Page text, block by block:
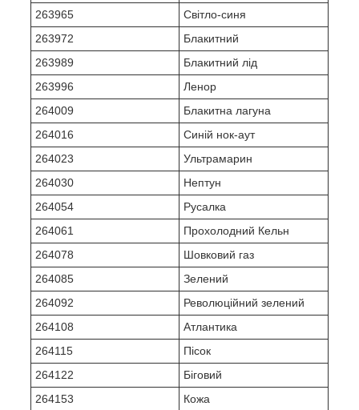
263965
Світло-синя
263972
Блакитний
263989
Блакитний лід
263996
Ленор
264009
Блакитна лагуна
264016
Синій нок-аут
264023
Ультрамарин
264030
Нептун
264054
Русалка
264061
Прохолодний Кельн
264078
Шовковий газ
264085
Зелений
264092
Революційний зелений
264108
Атлантика
264115
Пісок
264122
Біговий
264153
Кожа